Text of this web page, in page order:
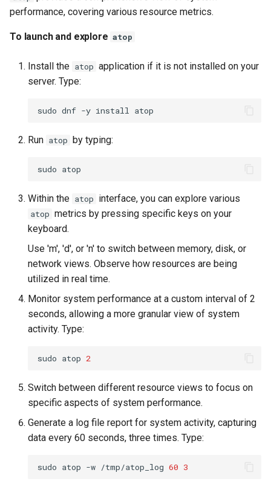
performance, covering various resource metrics.
To launch and explore atop
Install the atop application if it is not installed on your
server. Type:
sudo dnf -y install
Run atop by typing:
sudo
Within the atop interface, you can explore various
atop metrics by pressing specific keys on your
keyboard.
Use 'm', 'd', or 'n' to switch between memory, disk, or
network views. Observe how resources are being
utilized in real time.
Monitor system performance at a custom interval of 2
seconds, allowing a more granular view of system
activity. Type:
sudo atop 2
Switch between different resource views to focus on
specific aspects of system performance.
Generate a log file report for system activity, capturing
data every 60 seconds, three times. Type:
sudo atop -w /tmp/atop_log 60 3